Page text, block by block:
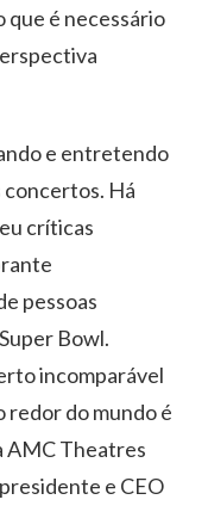
que é necessário
e entretendo
concertos. Há
críticas
pessoas
Bowl.
incomparável
redor do mundo é
AMC Theatres
e CEO